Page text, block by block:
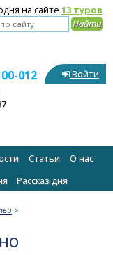
на сайте 13 туров
012 Войти
Статьи
О нас
Рассказ дня
>